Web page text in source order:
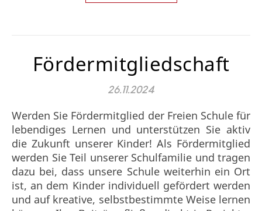
Fördermitgliedschaft
26.11.2024
Werden Sie Fördermitglied der Freien Schule für
lebendiges Lernen und unterstützen Sie aktiv
die Zukunft unserer Kinder! Als Fördermitglied
werden Sie Teil unserer Schulfamilie und tragen
dazu bei, dass unsere Schule weiterhin ein Ort
ist, an dem Kinder individuell gefördert werden
und auf kreative, selbstbestimmte Weise lernen